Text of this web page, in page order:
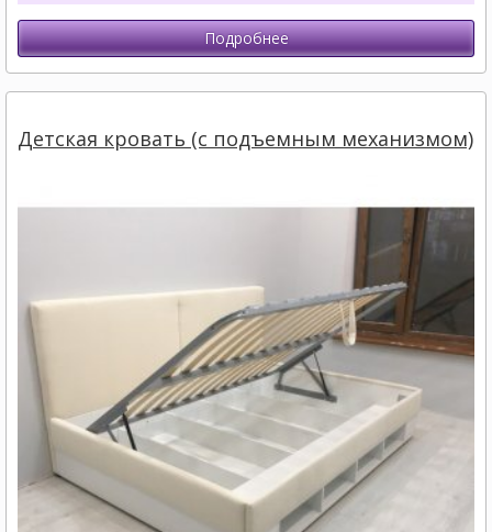
Подробнее
Детская кровать (с подъемным механизмом)